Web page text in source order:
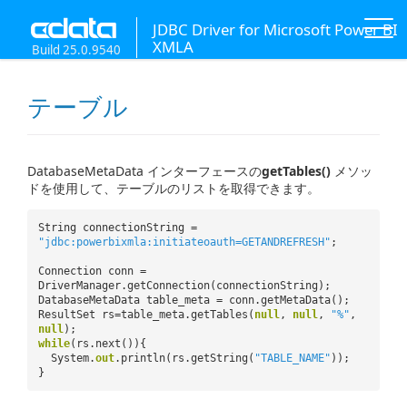
JDBC Driver for Microsoft Power BI
XMLA
Build 25.0.9540
テーブル
DatabaseMetaData インターフェースのgetTables() メソッ
ドを使用して、テーブルのリストを取得できます。
String connectionString =
"jdbc:powerbixmla:initiateoauth=GETANDREFRESH" ;
Connection conn =
DriverManager.getConnection(connectionString);
DatabaseMetaData table_meta = conn.getMetaData();
ResultSet rs=table_meta.getTables( null, null, "%" ,
null);
while(rs.next()){
System.out.println(rs.getString( "TABLE_NAME" ));
}